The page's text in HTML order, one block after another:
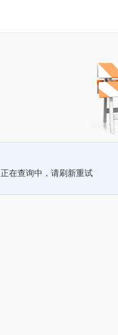
正在查询中，请刷新重试